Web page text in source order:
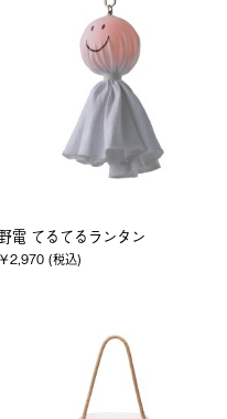
野電 てるてるランタン
￥2,970 (税込)